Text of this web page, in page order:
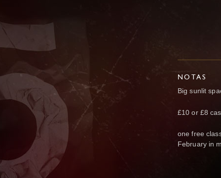
NOTAS
Big sunlit
£10 or £8
one free
February in